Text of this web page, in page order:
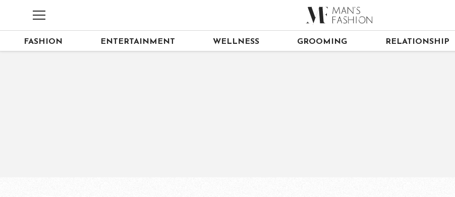
FASHION ENTERTAINMENT WELLNESS GROOMING RELATIONSHIP